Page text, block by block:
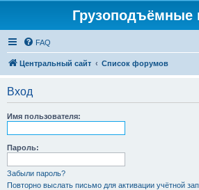
Грузоподъёмные
FAQ
Центральный сайт Список форумов
Вход
Имя пользователя:
Пароль:
Забыли пароль?
Повторно выслать письмо для активации учётной